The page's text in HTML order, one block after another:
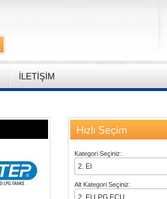
İLETİŞİM
Hızlı Seçim
Kategori Seçiniz:
Alt Kategori Seçiniz: